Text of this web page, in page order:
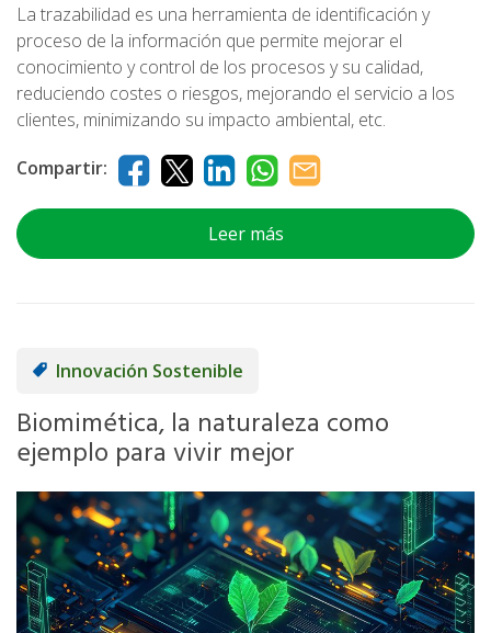
La trazabilidad es una herramienta de identificación y
proceso de la información que permite mejorar el
conocimiento y control de los procesos y su calidad,
reduciendo costes o riesgos, mejorando el servicio a los
clientes, minimizando su impacto ambiental, etc.
Compartir:
Leer más
Innovación Sostenible
Biomimética, la naturaleza como
ejemplo para vivir mejor